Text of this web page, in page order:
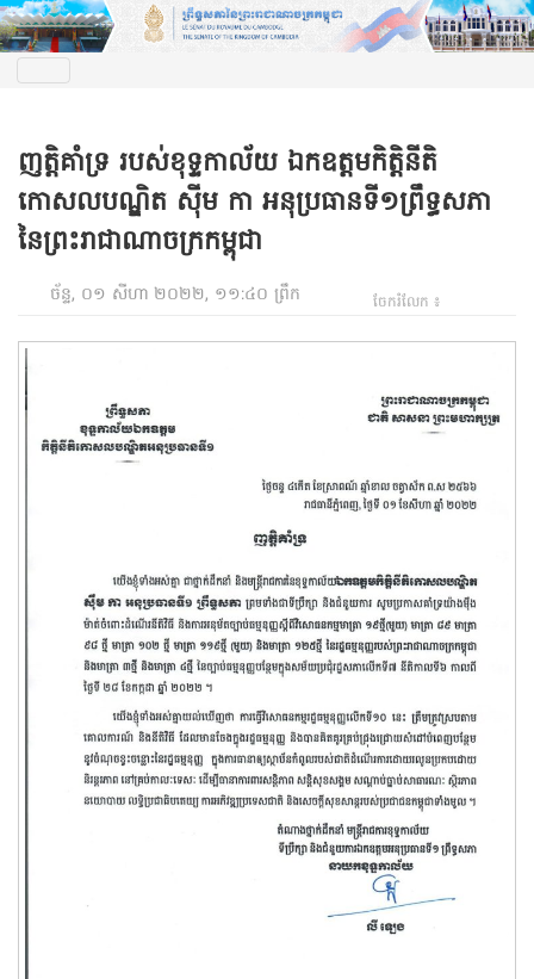
ញត្តិគាំទ្រ របស់ខុទ្ទកាល័យ ឯកឧត្តមកិត្តិនីតិ
កោសលបណ្ឌិត ស៊ីម កា អនុប្រធានទី១ព្រឹទ្ធសភា
នៃព្រះរាជាណាចក្រកម្ពុជា
ច័ន្ទ, ០១ សីហា ២០២២, ១១:៤០ ព្រឹក ចែករំលែក ៖